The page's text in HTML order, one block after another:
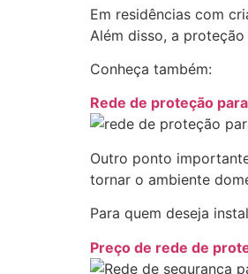
Em residências com
Além disso, a
Conheça também:
Rede de proteção
Outro ponto
tornar o ambiente
Para quem deseja
Preço de rede de